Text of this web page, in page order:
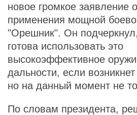
новое громкое заявление
применения мощной
"Орешник". Он
готова использовать это
высокоэффективное
дальности, если
но на данный момент не
По словам президента,